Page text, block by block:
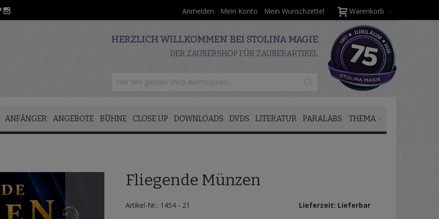
Warenkorb
Anmelden Mein Konto Mein Wunschzettel
HERZLICH WILLKOMMEN BEI STOLINA MAGIE
DER ZAUBERSHOP FÜR ZAUBERARTIKEL
ANFÄNGER ANGEBOTE BÜHNE CLOSE UP DOWNLOADS DVDS LITERATUR PARALABS THEMA
Fliegende Münzen
Artikel-Nr.: 1454 - 21
Lieferzeit: Lieferbar